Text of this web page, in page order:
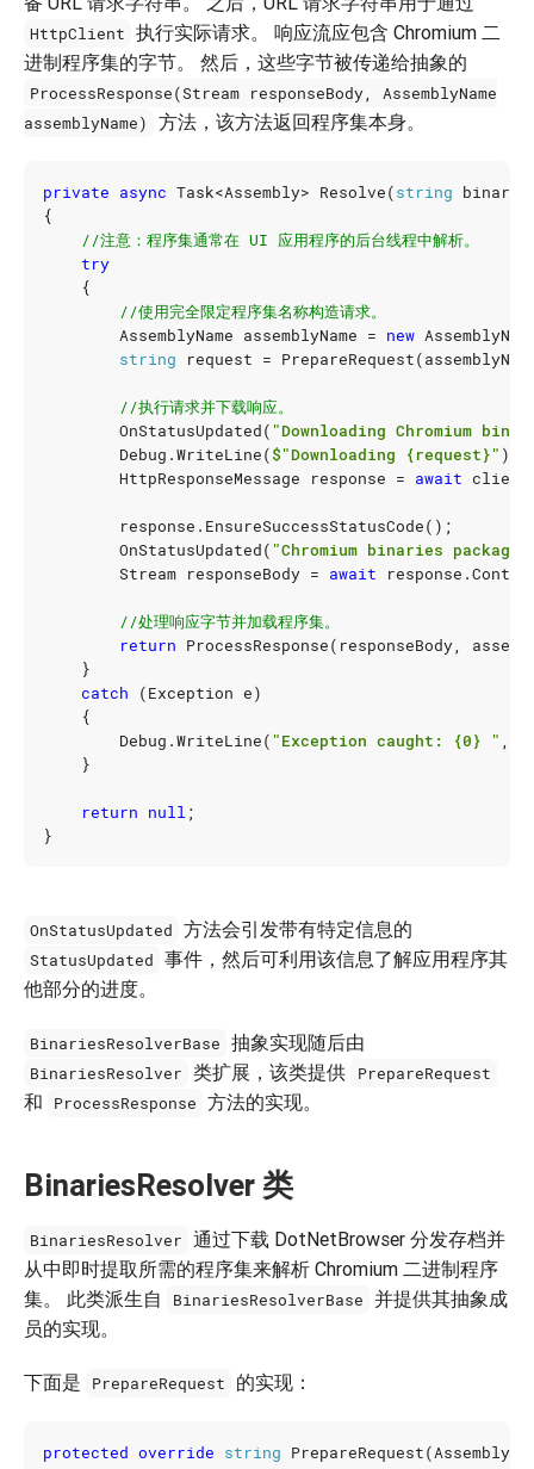
HttpClient 执行实际请求。 响应流应包含 Chromium 二
进制程序集的字节。 然后，这些字节被传递给抽象的
ProcessResponse(Stream responseBody, AssemblyName
assemblyName)
方法，该方法返回程序集本身。
private async Task<Assembly> Resolve(string
{
//注意：程序集通常在 UI 应用程序的后台线程中解析。
try
{
//使用完全限定程序集名称构造请求。
AssemblyName assemblyName = new
string
request = PrepareRequest(
//执行请求并下载响应。
OnStatusUpdated( "Downloading Chromium
Debug .WriteLine($"Downloading {request}" );
HttpResponseMessage
response = await client
response . EnsureSuccessStatusCode();
OnStatusUpdated( "Chromium binaries package
Stream responseBody = await response .
//处理响应字节并加载程序集。
return ProcessResponse( responseBody,
}
catch
(Exception e)
{
Debug .WriteLine( "Exception caught: {0} " ,
}
return null ;
}
OnStatusUpdated 方法会引发带有特定信息的
StatusUpdated 事件，然后可利用该信息了解应用程序其
他部分的进度。
BinariesResolverBase 抽象实现随后由
BinariesResolver 类扩展，该类提供 PrepareRequest
和 ProcessResponse 方法的实现。
BinariesResolver 类
BinariesResolver 通过下载 DotNetBrowser 分发存档并
从中即时提取所需的程序集来解析 Chromium 二进制程序
集。 此类派生自
BinariesResolverBase 并提供其抽象成
员的实现。
下面是 PrepareRequest 的实现：
protected override string PrepareRequest(